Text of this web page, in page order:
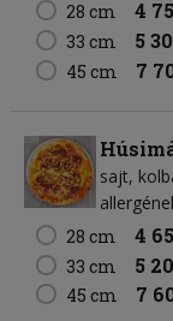
28 cm
4
33 cm 5
45 cm 7
sajt
28 cm
4
33 cm 5
45 cm 7